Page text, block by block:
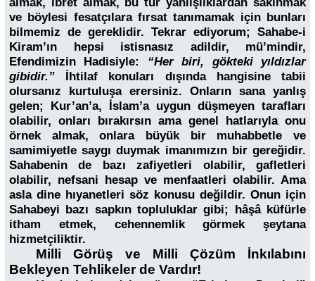
ve böylesi fesatçılara fırsat tanımamak için bunları
bilmemiz de gereklidir. Tekrar ediyorum; Sahabe-i
Kiram’ın hepsi istisnasız adildir, mü’mindir,
Efendimizin Hadisiyle: “Her biri, gökteki yıldızlar
gibidir.”
İhtilaf konuları dışında hangisine tabii
olursanız kurtuluşa erersiniz. Onların sana yanlış
gelen; Kur’an’a, İslam’a uygun düşmeyen tarafları
olabilir, onları bırakırsın ama genel hatlarıyla onu
örnek almak, onlara büyük bir muhabbetle ve
samimiyetle saygı duymak imanımızın bir gereğidir.
Sahabenin de bazı zafiyetleri olabilir, gafletleri
olabilir, nefsani hesap ve menfaatleri olabilir. Ama
asla dine hıyanetleri söz konusu değildir. Onun için
Sahabeyi bazı sapkın topluluklar gibi; hâşâ küfürle
itham etmek, cehennemlik görmek şeytana
hizmetçiliktir.
Milli Görüş ve Milli Çözüm İnkılabını
Bekleyen Tehlikeler de Vardır!